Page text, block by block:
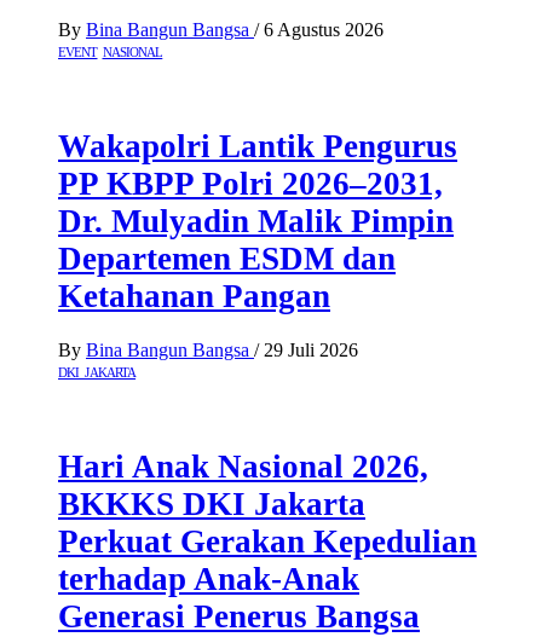
By Bina Bangun Bangsa / 6 Agustus 2026
EVENT NASIONAL
Wakapolri Lantik Pengurus
PP KBPP Polri 2026–2031,
Dr. Mulyadin Malik Pimpin
Departemen ESDM dan
Ketahanan Pangan
By Bina Bangun Bangsa / 29 Juli 2026
DKI JAKARTA
Hari Anak Nasional 2026,
BKKKS DKI Jakarta
Perkuat Gerakan Kepedulian
terhadap Anak-Anak
Generasi Penerus Bangsa